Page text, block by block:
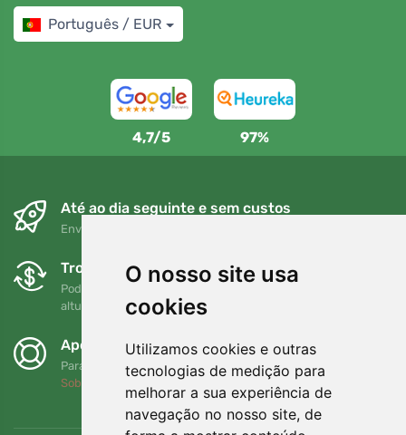
O nosso site usa
cookies
Utilizamos cookies e outras
tecnologias de medição para
melhorar a sua experiência de
navegação no nosso site, de
Português / EUR
4,7/5 97%
Até ao dia seguinte e sem custos
Envio gratuito para encomendas superiores a 80 EUR
Trocas e devoluções gratuitas
Pode devolver ou trocar a sua encomenda em qualquer
altura no prazo de 90 dias
Apoiamos a Trees.org
Para cada encomenda plantamos uma árvore! Leia mais
Sobre nós